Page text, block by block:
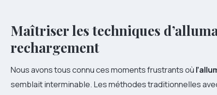
Maîtriser les techniques
rechargement
Nous avons tous connu ces moments frustrants où
semblait interminable. Les méthodes traditionnelles